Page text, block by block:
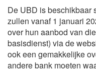
De UBD is beschikbaar
zullen vanaf 1 januari
over hun aanbod van
basisdienst) via de
ook een gemakkelijke
andere bank moeten